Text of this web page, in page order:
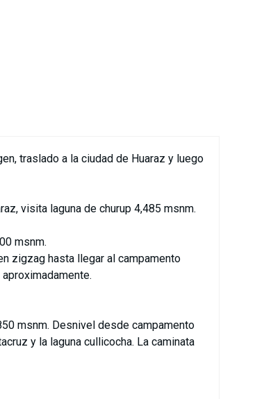
traslado a la ciudad de Huaraz y luego
visita laguna de churup 4,485 msnm.
msnm.
zigzag hasta llegar al campamento
msnm. Desnivel desde campamento
y la laguna cullicocha. La caminata